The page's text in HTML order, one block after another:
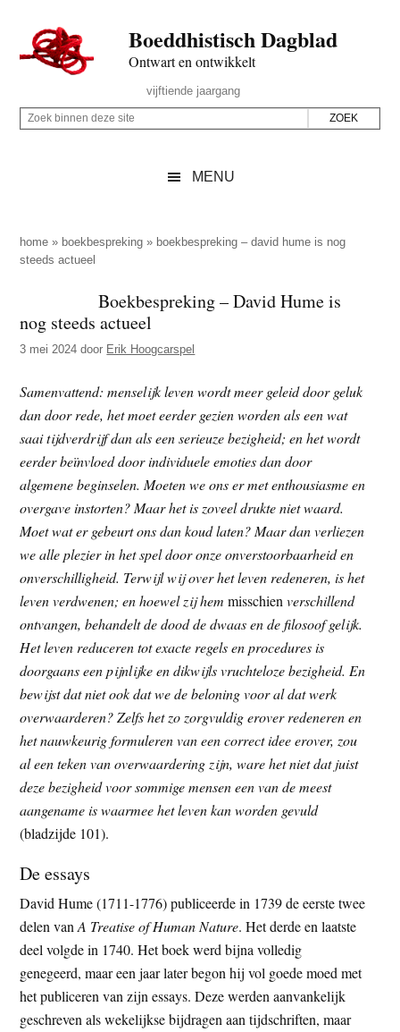
naar
de
inhoud
secondary
naar
de
sidebar
naar
de
Boeddhistisch Dagblad
Ontwart en ontwikkelt
Rechts
vijftiende jaargang
Z
p
d
z
e
i
t
e
Z
i
n
n
d
z
e
s
i
t
e
MENU
home » boekbespreking » boekbespreking – david hume is nog
steeds actueel
Boekbespreking – David Hume is
nog steeds actueel
3 mei 2024 door Erik Hoogcarspel
Samenvattend: menselijk leven wordt meer geleid door geluk
dan door rede, het moet eerder gezien worden als een wat
saai tijdverdrijf dan als een serieuze bezigheid; en het wordt
eerder beïnvloed door individuele emoties dan door
algemene beginselen. Moeten we ons er met enthousiasme en
overgave instorten? Maar het is zoveel drukte niet waard.
Moet wat er gebeurt ons dan koud laten? Maar dan verliezen
we alle plezier in het spel door onze onverstoorbaarheid en
onverschilligheid. Terwijl wij over het leven redeneren, is het
leven verdwenen; en hoewel zij hemmisschien verschillend
ontvangen, behandelt de dood de dwaas en de filosoof gelijk.
Het leven reduceren tot exacte regels en procedures is
doorgaans een pijnlijke en dikwijls vruchteloze bezigheid. En
bewijst dat niet ook dat we de beloning voor al dat werk
overwaarderen? Zelfs het zo zorgvuldig erover redeneren en
het nauwkeurig formuleren van een correct idee erover, zou
al een teken van overwaardering zijn, ware het niet dat juist
deze bezigheid voor sommige mensen een van de meest
aangename is waarmee het leven kan worden gevuld
(bladzijde 101).
De essays
David Hume (1711-1776) publiceerde in 1739 de eerste twee
delen vanA Treatise of Human Nature. Het derde en laatste
deel volgde in 1740. Het boek werd bijna volledig
genegeerd, maar een jaar later begon hij vol goede moed met
het publiceren van zijn essays. Deze werden aanvankelijk
geschreven als wekelijkse bijdragen aan tijdschriften, maar